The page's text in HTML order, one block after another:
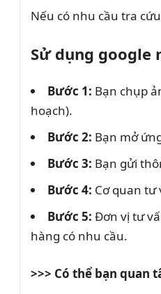
Nếu có nhu cầu tra
Sử dụng google
Bước 1: Bạn chụp
hoạch).
Bước 2: Bạn mở
Bước 3: Bạn gửi
Bước 4: Cơ quan tư
Bước 5: Đơn vị tư
hàng có nhu cầu.
>>> Có thể bạn quan